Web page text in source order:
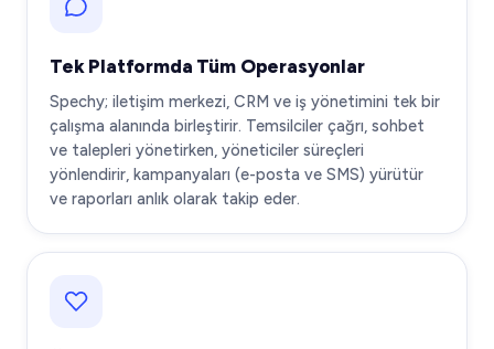
Tek Platformda Tüm Operasyonlar
Spechy; iletişim merkezi, CRM ve iş yönetimini tek bir
çalışma alanında birleştirir. Temsilciler çağrı, sohbet
ve talepleri yönetirken, yöneticiler süreçleri
yönlendirir, kampanyaları (e-posta ve SMS) yürütür
ve raporları anlık olarak takip eder.